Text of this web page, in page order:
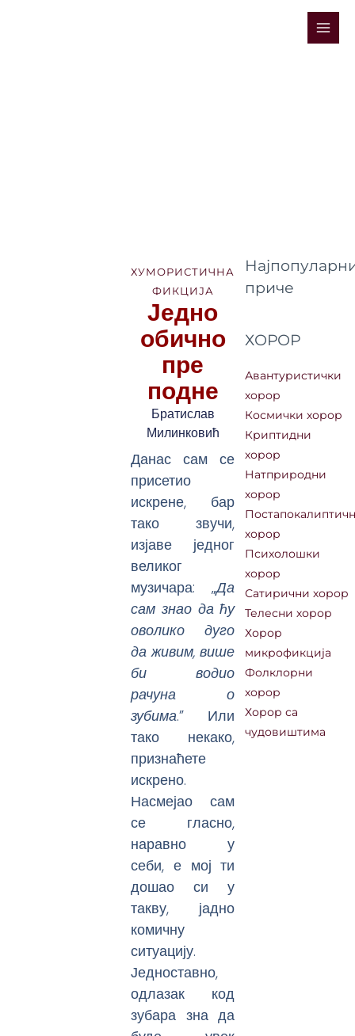
Main
ХУМОРИСТИЧНА
ФИКЦИЈА
Једно
обично
пре
подне
Братислав
Милинковић
Данас сам се
присетио
искрене, бар
тако звучи,
изјаве једног
великог
музичара: „Да
сам знао да ћу
оволико дуго
да живим, више
би водио
рачуна о
зубима.” Или
тако некако,
признаћете
искрено.
Насмејао сам
се гласно,
наравно у
себи, е мој ти
дошао си у
такву, јадно
комичну
ситуацију.
Једноставно,
одлазак код
зубара зна да
приче
ХОРОР
Авантуристички
хорор
Космички хорор
Криптидни
хорор
Натприродни
хорор
хорор
Психолошки
хорор
Сатирични хорор
Телесни хорор
Хорор
микрофикција
Фолклорни
хорор
Хорор са
чудовиштима